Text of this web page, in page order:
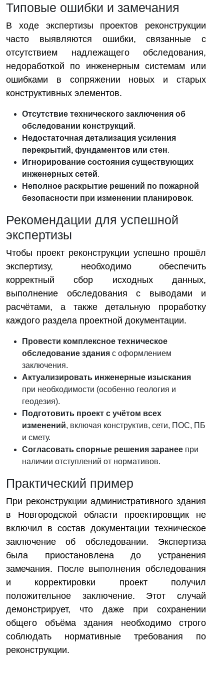
Типовые ошибки и замечания
В ходе экспертизы проектов реконструкции
часто выявляются ошибки, связанные с
отсутствием надлежащего обследования,
недоработкой по инженерным системам или
ошибками в сопряжении новых и старых
конструктивных элементов.
Отсутствие технического заключения об
обследовании конструкций.
Недостаточная детализация усиления
перекрытий, фундаментов или стен.
Игнорирование состояния существующих
инженерных сетей.
Неполное раскрытие решений по пожарной
безопасности при изменении планировок.
Рекомендации для успешной
экспертизы
Чтобы проект реконструкции успешно прошёл
экспертизу, необходимо обеспечить
корректный сбор исходных данных,
выполнение обследования с выводами и
расчётами, а также детальную проработку
каждого раздела проектной документации.
Провести комплексное техническое
обследование здания с оформлением
заключения.
Актуализировать инженерные изыскания
при необходимости (особенно геология и
геодезия).
Подготовить проект с учётом всех
изменений, включая конструктив, сети, ПОС, ПБ
и смету.
Согласовать спорные решения заранее при
наличии отступлений от нормативов.
Практический пример
При реконструкции административного здания
в Новгородской области проектировщик не
включил в состав документации техническое
заключение об обследовании. Экспертиза
была приостановлена до устранения
замечания. После выполнения обследования
и корректировки проект получил
положительное заключение. Этот случай
демонстрирует, что даже при сохранении
общего объёма здания необходимо строго
соблюдать нормативные требования по
реконструкции.